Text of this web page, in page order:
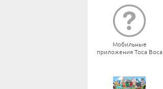
Мобильные
приложения Toca Boca